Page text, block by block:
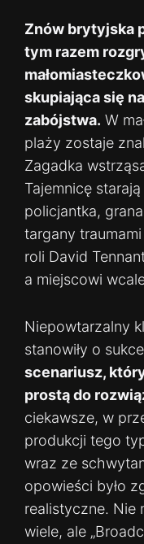
Znów brytyjska
tym razem
skupiająca się
zabójstwa. W
plaży zostaje
Zagadka
Tajemnicę
policjantka,
targany
roli David
a miejscowi
Niepowtarzalny
stanowiły o
scenariusz,
prostą do
ciekawsze, w
produkcji tego
wraz ze
opowieści było
realistyczne. Nie
wiele, ale